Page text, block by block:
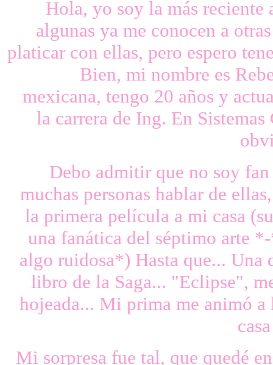
Hola, yo soy la más
algunas ya me conocen a
platicar con ellas, pero espero
Bien, mi nombre es
mexicana, tengo 20 años y
la carrera de Ing. En
Debo admitir que no soy fan
muchas personas hablar de
la primera película a mi casa
una fanática del séptimo arte
algo ruidosa*) Hasta que...
libro de la Saga... "Eclipse",
hojeada... Mi prima me animó a
Mi sorpresa fue tal, que quedé